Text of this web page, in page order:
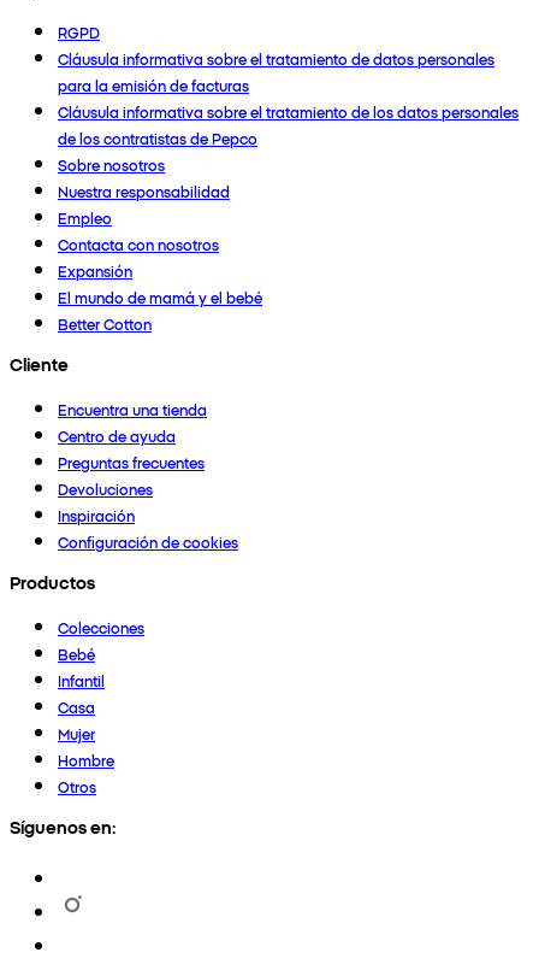
RGPD
Cláusula informativa sobre el tratamiento de datos personales
para la emisión de facturas
Cláusula informativa sobre el tratamiento de los datos personales
de los contratistas de Pepco
Sobre nosotros
Nuestra responsabilidad
Empleo
Contacta con nosotros
Expansión
El mundo de mamá y el bebé
Better Cotton
Cliente
Encuentra una tienda
Centro de ayuda
Preguntas frecuentes
Devoluciones
Inspiración
Configuración de cookies
Productos
Colecciones
Bebé
Infantil
Casa
Mujer
Hombre
Otros
Síguenos en: